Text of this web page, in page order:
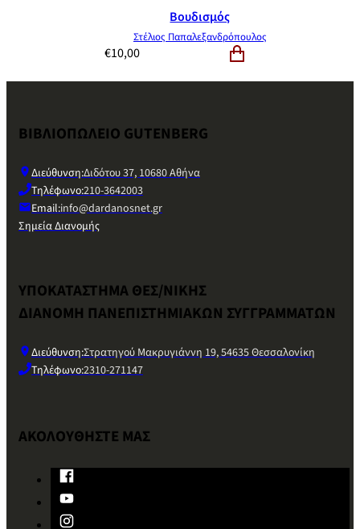
Βουδισμός
Στέλιος Παπαλεξανδρόπουλος
€10,00
ΒΙΒΛΙΟΠΩΛΕΙΟ GUTENBERG
Διεύθυνση:Διδότου 37, 10680 Αθήνα
Τηλέφωνο:210-3642003
Email:info@dardanosnet.gr
Σημεία Διανομής
ΥΠΟΚΑΤΑΣΤΗΜΑ ΘΕΣ/ΝΙΚΗΣ
ΔΙΑΝΟΜΗ ΠΑΝΕΠΙΣΤΗΜΙΑΚΩΝ ΣΥΓΓΡΑΜΜΑΤΩΝ
Διεύθυνση:Στρατηγού Μακρυγιάννη 19, 54635 Θεσσαλονίκη
Τηλέφωνο:2310-271147
ΑΚΟΛΟΥΘΗΣΤΕ ΜΑΣ